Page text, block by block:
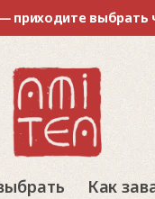
приходите выбрать
Как